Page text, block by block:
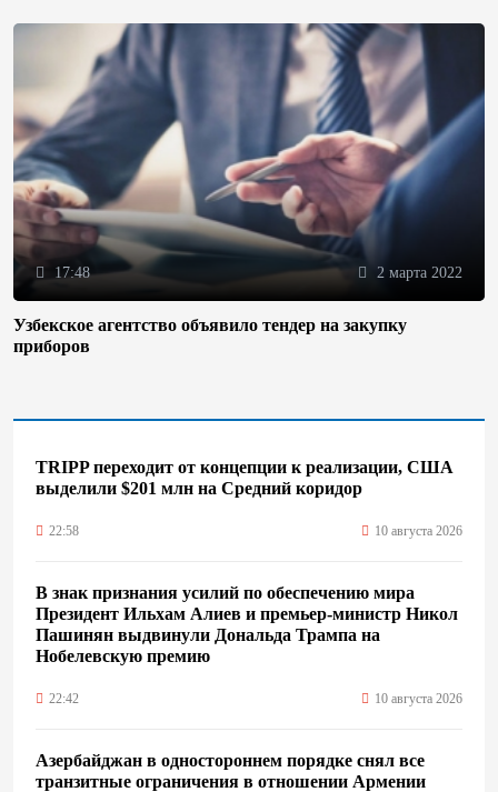
17:48 2 марта 2022
Узбекское агентство объявило тендер на закупку
приборов
TRIPP переходит от концепции к реализации, США
выделили $201 млн на Средний коридор
22:58 10 августа 2026
В знак признания усилий по обеспечению мира
Президент Ильхам Алиев и премьер-министр Никол
Пашинян выдвинули Дональда Трампа на
Нобелевскую премию
22:42 10 августа 2026
Азербайджан в одностороннем порядке снял все
транзитные ограничения в отношении Армении